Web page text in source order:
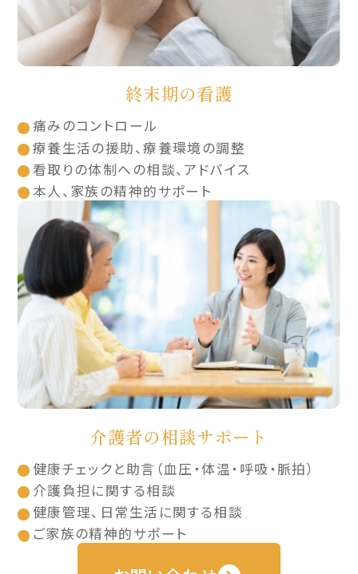
終末期の看護
痛みのコントロール
療養生活の援助、療養環境の調整
看取りの体制への相談、アドバイス
本人、家族の精神的サポート
介護者の相談サポート
健康チェックと助言（血圧・体温・呼吸・脈拍）
介護負担に関する相談
健康管理、日常生活に関する相談
ご家族の精神的サポート